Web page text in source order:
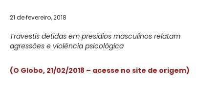
21 de fevereiro, 2018
Travestis detidas em presídios masculinos relatam
agressões e violência psicológica
(O Globo, 21/02/2018 – acesse no site de origem)